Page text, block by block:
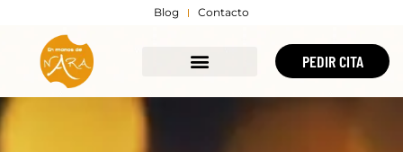
Blog Contacto
PEDIR CITA